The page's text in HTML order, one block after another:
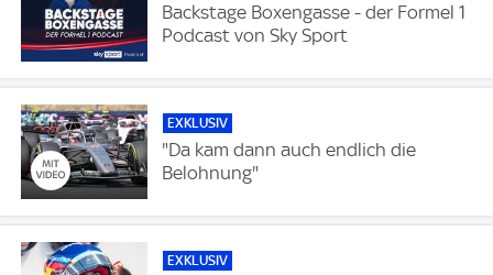
Backstage Boxengasse - der Formel 1
Podcast von Sky Sport
EXKLUSIV
"Da kam dann auch endlich die
Belohnung"
EXKLUSIV